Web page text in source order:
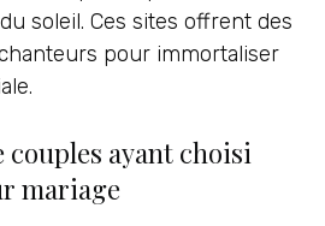
soleil. Ces sites offrent des
pour immortaliser
couples ayant choisi
mariage